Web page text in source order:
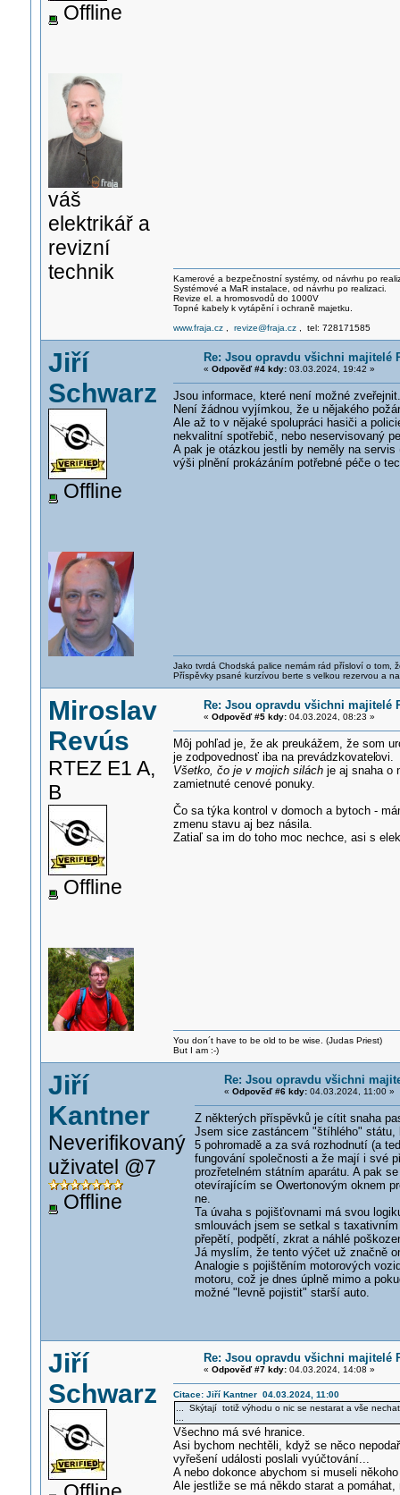
Offline
váš
elektrikář a
revizní
technik
Kamerové a bezpečnostní systémy, od návrhu po
Systémové a MaR instalace, od návrhu po realizaci.
Revize el. a hromosvodů do 1000V
Topné kabely k vytápění i ochraně majetku.
www.fraja.cz, revize@fraja.cz, tel: 728171585
Jiří
Schwarz
Offline
Re: Jsou opravdu všichni majitelé
« Odpověď #4 kdy:03.03.2024, 19:42 »
Jsou informace, které není možné zveřejnit.
Není žádnou vyjímkou, že u nějakého
Ale až to v nějaké spolupráci hasiči a
nekvalitní spotřebič, nebo neservisovaný
A pak je otázkou jestli by neměly na
výši plnění prokázáním potřebné péče o
Jako tvrdá Chodská palice nemám rád přísloví o tom,
Příspěvky psané kurzívou berte s velkou rezervou a
Miroslav
Revús
RTEZ E1 A,
B
Offline
Re: Jsou opravdu všichni majitelé
« Odpověď #5 kdy:04.03.2024, 08:23 »
Môj pohľad je, že ak preukážem, že som
je zodpovednosť iba na prevádzkovateľovi.
Všetko, čo je v mojich siláchje aj snaha o
zamietnuté cenové ponuky.
Čo sa týka kontrol v domoch a bytoch -
zmenu stavu aj bez násila.
Zatiaľ sa im do toho moc nechce, asi s
You don´t have to be old to be wise. (Judas Priest)
But I am :-)
Jiří
Kantner
Neverifikovaný
uživatel @7
Offline
Re: Jsou opravdu všichni
« Odpověď #6 kdy:04.03.2024, 11:00 »
Z některých příspěvků je cítit snaha
Jsem sice zastáncem "štíhlého" státu,
5 pohromadě a za svá rozhodnutí (a
fungování společnosti a že mají i své
prozřetelném státním aparátu. A pak
otevírajícím se Owertonovým oknem
ne.
Ta úvaha s pojišťovnami má svou
smlouvách jsem se setkal s
přepětí, podpětí, zkrat a náhlé
Já myslím, že tento výčet už značně
Analogie s pojištěním motorových
motoru, což je dnes úplně mimo a
možné "levně pojistit" starší auto.
Jiří
Schwarz
Re: Jsou opravdu všichni majitelé
« Odpověď #7 kdy:04.03.2024, 14:08 »
Citace: Jiří Kantner 04.03.2024, 11:00
... Skýtají totiž výhodu o nic se nestarat a vše
Všechno má své hranice.
Asi bychom nechtěli, když se něco
vyřešení události poslali vyúčtování...
A nebo dokonce abychom si museli
Ale jestliže se má někdo starat a